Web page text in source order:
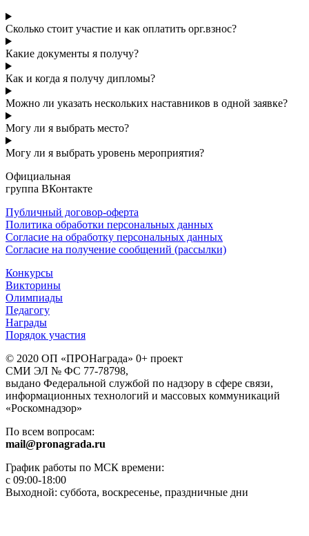
Сколько стоит участие и как оплатить орг.взнос?
Какие документы я получу?
Как и когда я получу дипломы?
Можно ли указать нескольких наставников в одной заявке?
Могу ли я выбрать место?
Могу ли я выбрать уровень мероприятия?
Официальная
группа ВКонтакте
Публичный договор-оферта
Политика обработки персональных данных
Согласие на обработку персональных данных
Согласие на получение сообщений (рассылки)
Конкурсы
Викторины
Олимпиады
Педагогу
Награды
Порядок участия
© 2020 ОП «ПРОНаграда» 0+ проект
СМИ ЭЛ № ФС 77-78798,
выдано Федеральной службой по надзору в сфере связи,
информационных технологий и массовых коммуникаций
«Роскомнадзор»
По всем вопросам:
mail@pronagrada.ru
График работы по МСК времени:
с 09:00-18:00
Выходной: суббота, воскресенье, праздничные дни